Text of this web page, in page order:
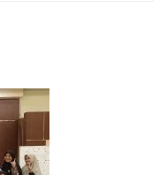
HAK
ASASI MANUSIA
DI INDONESIA